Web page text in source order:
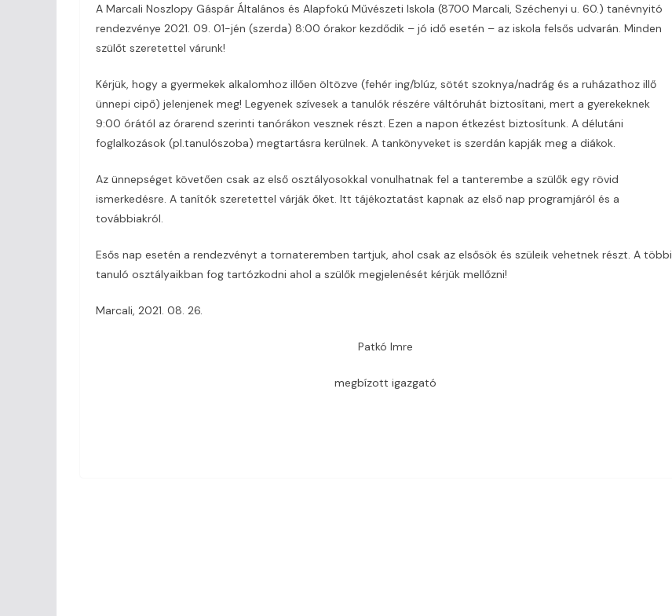
A Marcali Noszlopy Gáspár Általános és Alapfokú Művészeti Iskola (8700 Marcali, Széchenyi u. 60.) tanévnyitó
rendezvénye 2021. 09. 01-jén (szerda) 8:00 órakor kezdődik – jó idő esetén – az iskola felsős udvarán. Minden
szülőt szeretettel várunk!
Kérjük, hogy a gyermekek alkalomhoz illően öltözve (fehér ing/blúz, sötét szoknya/nadrág és a ruházathoz illő
ünnepi cipő) jelenjenek meg! Legyenek szívesek a tanulók részére váltóruhát biztosítani, mert a gyerekeknek
9:00 órától az órarend szerinti tanórákon vesznek részt. Ezen a napon étkezést biztosítunk. A délutáni
foglalkozások (pl.tanulószoba) megtartásra kerülnek. A tankönyveket is szerdán kapják meg a diákok.
Az ünnepséget követően csak az első osztályosokkal vonulhatnak fel a tanterembe a szülők egy rövid
ismerkedésre. A tanítók szeretettel várják őket. Itt tájékoztatást kapnak az első nap programjáról és a
továbbiakról.
Esős nap esetén a rendezvényt a tornateremben tartjuk, ahol csak az elsősök és szüleik vehetnek részt. A többi
tanuló osztályaikban fog tartózkodni ahol a szülők megjelenését kérjük mellőzni!
Marcali, 2021. 08. 26.
Patkó Imre
megbízott igazgató